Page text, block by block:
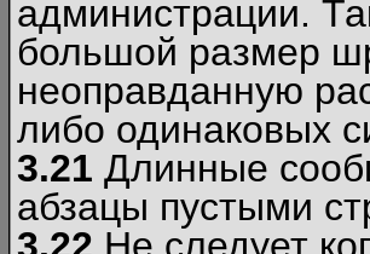
администрации.
большой размер
неоправданную
либо одинаковых
3.21 Длинные
абзацы пустыми